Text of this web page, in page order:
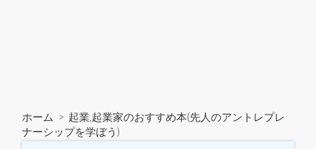
ホーム > 起業,起業家のおすすめ本(先人のアントレプレ
ナーシップを学ぼう)